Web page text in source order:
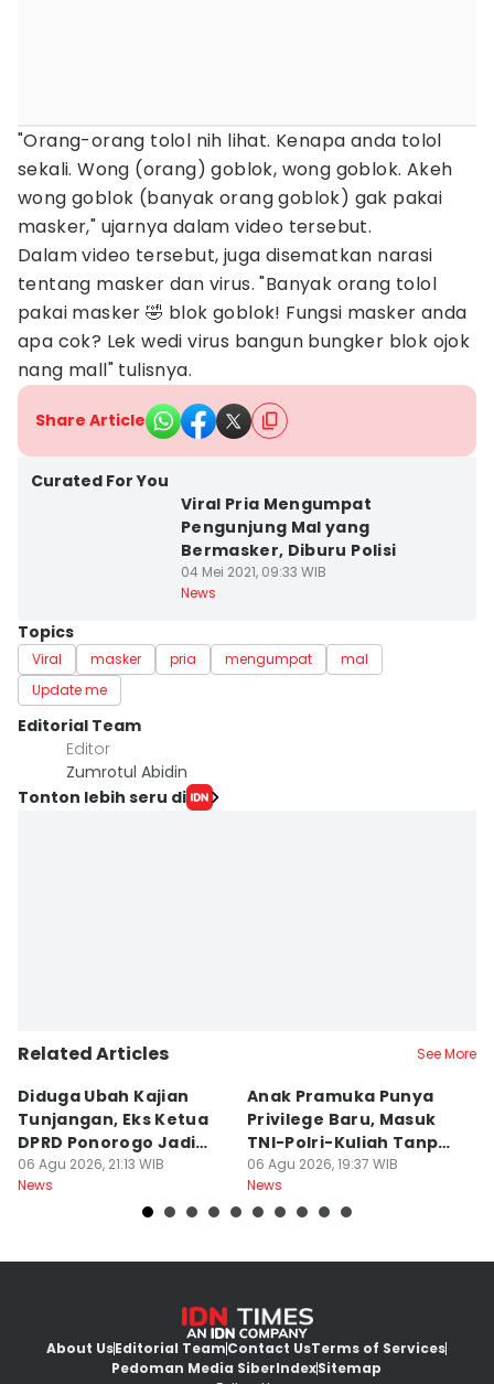
"Orang-orang tolol nih lihat. Kenapa anda tolol
sekali. Wong (orang) goblok, wong goblok. Akeh
wong goblok (banyak orang goblok) gak pakai
masker," ujarnya dalam video tersebut.
Dalam video tersebut, juga disematkan narasi
tentang masker dan virus. "Banyak orang tolol
pakai masker 🤣 blok goblok! Fungsi masker anda
apa cok? Lek wedi virus bangun bungker blok ojok
nang mall" tulisnya.
Share Article
Curated For You
Viral Pria Mengumpat
Pengunjung Mal yang
Bermasker, Diburu Polisi
04 Mei 2021, 09:33 WIB
News
Topics
Viral masker pria mengumpat
mal
Update me
Editorial Team
Editor
Zumrotul Abidin
Tonton lebih seru di
Related Articles See More
Diduga Ubah Kajian
Tunjangan, Eks Ketua
DPRD Ponorogo Jadi
Tersangka
06 Agu 2026, 21:13 WIB
News
Anak Pramuka Punya
Privilege Baru, Masuk
TNI-Polri-Kuliah Tanpa
Tes
06 Agu 2026, 19:37 WIB
News
About UsEditorial TeamContact UsTerms of Services
Pedoman Media SiberIndexSitemap